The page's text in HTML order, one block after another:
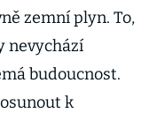
zemní plyn. To,
nevychází
budoucnost.
k